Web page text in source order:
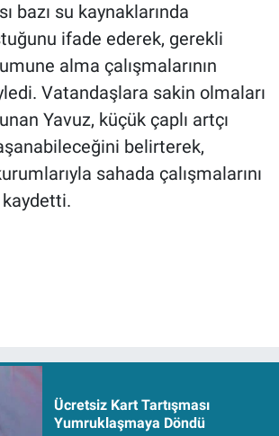
bazı su kaynaklarında
ifade ederek, gerekli
alma çalışmalarının
Vatandaşlara sakin olmaları
Yavuz, küçük çaplı artçı
belirterek,
sahada çalışmalarını
Ücretsiz Kart Tartışması
Yumruklaşmaya Döndü